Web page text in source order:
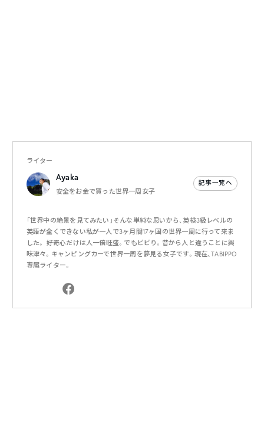
ライター
Ayaka
安全をお金で買った世界一周女子
記事一覧へ
「世界中の絶景を見てみたい」そんな単純な思いから、英検3級レベルの
英語が全くできない私が一人で3ヶ月間17ヶ国の世界一周に行って来ま
した。 好奇心だけは人一倍旺盛。でもビビり。昔から人と違うことに興
味津々。キャンピングカーで世界一周を夢見る女子です。現在、TABIPPO
専属ライター。